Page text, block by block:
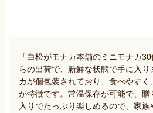
「白松がモナカ本舗のミニモナカ
らの出荷で、新鮮な状態で手に入
カが個包装されており、食べやすく
が特徴です。常温保存が可能で、
入りでたっぷり楽しめるので、家